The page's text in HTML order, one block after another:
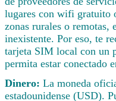
lugares con wifi gratuito
zonas rurales o remotas,
inexistente. Por eso, te
tarjeta SIM local con un
permita estar conectado
Dinero: La moneda
estadounidense (USD).